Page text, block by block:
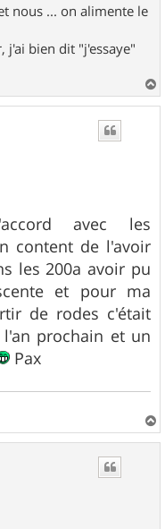
nous ... on alimente le
j'ai bien dit "j'essaye"
a
avec les
content de l'avoir
les 200a avoir pu
et pour ma
de rodes c'était
prochain et un
Pax
a